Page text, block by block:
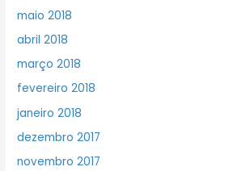
maio 2018
abril 2018
março 2018
fevereiro 2018
janeiro 2018
dezembro 2017
novembro 2017